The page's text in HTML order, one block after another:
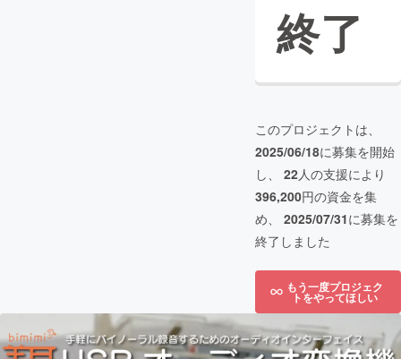
終了
このプロジェクトは、
2025/06/18に募集を開始
し、 22人の支援により
396,200円の資金を集
め、 2025/07/31に募集を
終了しました
もう一度プロジェク
トをやってほしい